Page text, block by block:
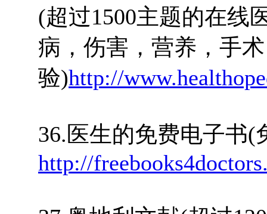
(超过1500主题的在线
病，伤害，营养，手
验)http://
36.医生的免费电子书
http://